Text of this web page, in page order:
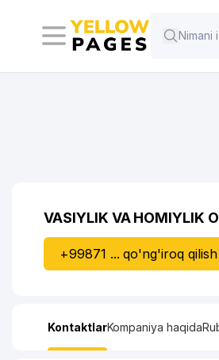
VASIYLIK VA HOMIYLIK
+99871 ... qo'ng'iroq qilish
KontaktlarKompaniya haqida